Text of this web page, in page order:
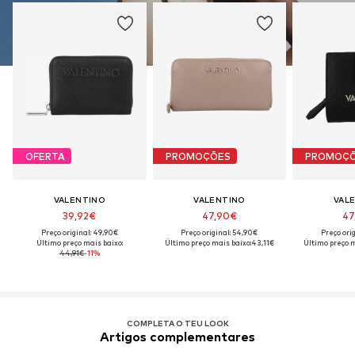
OFERTA
VALENTINO
39,92€
Preço original: 49,90€
Último preço mais baixo:
44,91€-11%
PROMOÇÕES
VALENTINO
47,90€
Preço original: 54,90€
Último preço mais baixo:43,11€
Preço
Último preço
COMPLETA O TEU LOOK
Artigos complementares